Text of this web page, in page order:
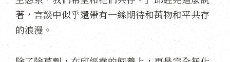
著，言談中似乎還帶有一絲期待和萬物和平共存
的浪漫。